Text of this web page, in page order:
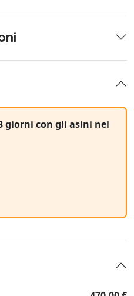
giorni con gli asini nel